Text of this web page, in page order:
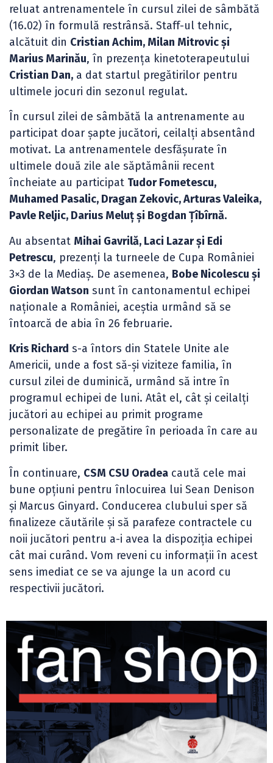
reluat antrenamentele în cursul zilei de sâmbătă
(16.02) în formulă restrânsă. Staff-ul tehnic,
alcătuit din Cristian Achim, Milan Mitrovic și
Marius Marinău, în prezența kinetoterapeutului
Cristian Dan, a dat startul pregătirilor pentru
ultimele jocuri din sezonul regulat.
În cursul zilei de sâmbătă la antrenamente au
participat doar șapte jucători, ceilalți absentând
motivat. La antrenamentele desfășurate în
ultimele două zile ale săptămânii recent
încheiate au participat Tudor Fometescu,
Muhamed Pasalic, Dragan Zekovic, Arturas Valeika,
Pavle Reljic, Darius Meluț și Bogdan Țîbîrnă.
Au absentat Mihai Gavrilă, Laci Lazar și Edi
Petrescu, prezenți la turneele de Cupa României
3×3 de la Mediaș. De asemenea, Bobe Nicolescu și
Giordan Watson sunt în cantonamentul echipei
naționale a României, aceștia urmând să se
întoarcă de abia în 26 februarie.
Kris Richard s-a întors din Statele Unite ale
Americii, unde a fost să-și viziteze familia, în
cursul zilei de duminică, urmând să intre în
programul echipei de luni. Atât el, cât și ceilalți
jucători au echipei au primit programe
personalizate de pregătire în perioada în care au
primit liber.
În continuare, CSM CSU Oradea caută cele mai
bune opțiuni pentru înlocuirea lui Sean Denison
și Marcus Ginyard. Conducerea clubului sper să
finalizeze căutările și să parafeze contractele cu
noii jucători pentru a-i avea la dispoziția echipei
cât mai curând. Vom reveni cu informații în acest
sens imediat ce se va ajunge la un acord cu
respectivii jucători.